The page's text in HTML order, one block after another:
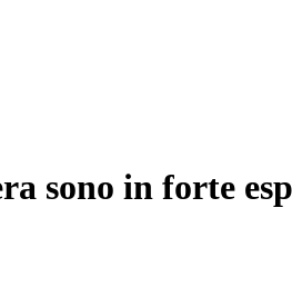
sono in forte